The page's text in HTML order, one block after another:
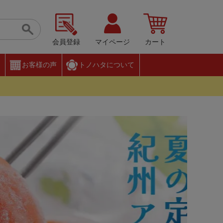
会員登録 マイページ カート
お客様の声 トノハタについて